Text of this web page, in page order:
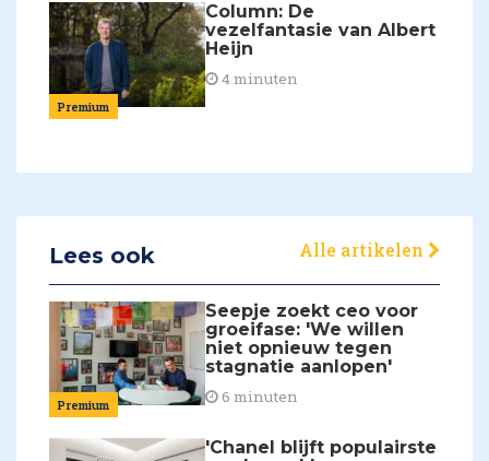
Premium
Column: De
vezelfantasie van Albert
Heijn
4 minuten
Lees ook Alle artikelen
Premium
Seepje zoekt ceo voor
groeifase: 'We willen
niet opnieuw tegen
stagnatie aanlopen'
6 minuten
'Chanel blijft populairste